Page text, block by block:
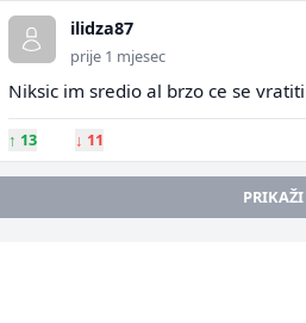
ilidza87
prije 1 mjesec
Niksic im sredio al brzo ce se
↑ 13 ↓ 11
PRIKAŽI